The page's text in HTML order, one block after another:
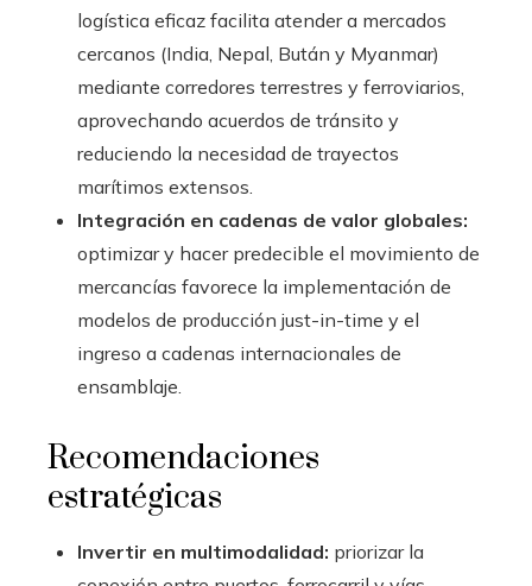
logística eficaz facilita atender a mercados
cercanos (India, Nepal, Bután y Myanmar)
mediante corredores terrestres y ferroviarios,
aprovechando acuerdos de tránsito y
reduciendo la necesidad de trayectos
marítimos extensos.
Integración en cadenas de valor globales:
optimizar y hacer predecible el movimiento de
mercancías favorece la implementación de
modelos de producción just-in-time y el
ingreso a cadenas internacionales de
ensamblaje.
Recomendaciones
estratégicas
Invertir en multimodalidad: priorizar la